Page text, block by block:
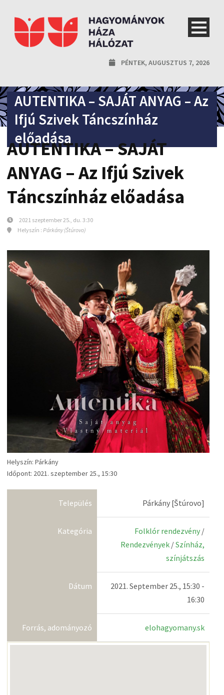
PÉNTEK, AUGUSZTUS 7, 2026
AUTENTIKA – SAJÁT ANYAG – Az
Ifjú Szivek Táncszínház
előadása
AUTENTIKA – SAJÁT
ANYAG – Az Ifjú Szivek
Táncszínház előadása
2021 szeptember 25., du. 3:30
Helyszín : Párkány (Štúrovo)
Helyszín: Párkány
Időpont: 2021. szeptember 25., 15:30
Település Párkány [Štúrovo]
Kategória Folklór rendezvény /
Rendezvények /Színház,
színjátszás
Dátum
2021. September 25., 15:30 -
16:30
Forrás, adományozó elohagyomany.sk